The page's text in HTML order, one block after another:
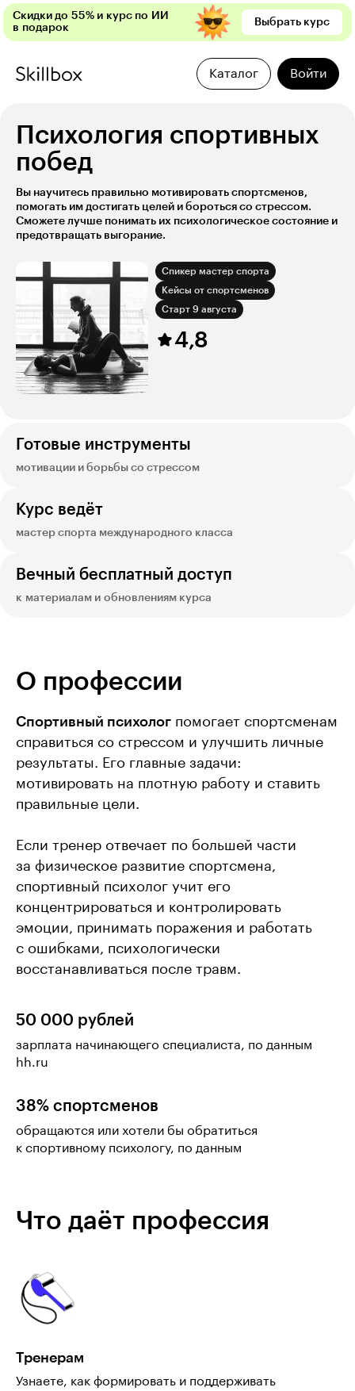
Скидки до 55% и курс по ИИ
в подарок
Выбрать курс
Каталог Войти
Психология спортивных
побед
Вы научитесь правильно мотивировать спортсменов,
помогать им достигать целей и бороться со стрессом.
Сможете лучше понимать их психологическое состояние и
предотвращать выгорание.
Спикер мастер спорта
Кейсы от спортсменов
Старт 9 августа
4,8
Готовые инструменты
мотивации и борьбы со стрессом
Курс ведёт
мастер спорта международного класса
Вечный бесплатный доступ
к материалам и обновлениям курса
О профессии
Спортивный психолог помогает спортсменам
справиться со стрессом и улучшить личные
результаты. Его главные задачи:
мотивировать на плотную работу и ставить
правильные цели.
Если тренер отвечает по большей части
за физическое развитие спортсмена,
спортивный психолог учит его
концентрироваться и контролировать
эмоции, принимать поражения и работать
с ошибками, психологически
восстанавливаться после травм.
50 000 рублей
зарплата начинающего специалиста, по данным
hh.ru
38% спортсменов
обращаются или хотели бы обратиться
к спортивному психологу, по данным
Что даёт профессия
Тренерам
Узнаете, как формировать и поддерживать